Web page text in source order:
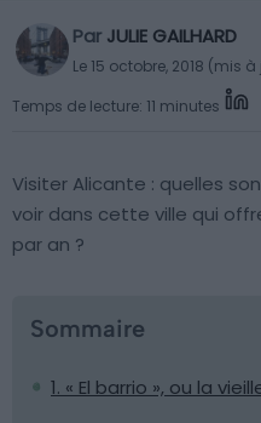
Par JULIE GAILHARD
Le 15 octobre, 2018 (mis
Temps de lecture: 11 minutes
Visiter Alicante : quelles
voir dans cette ville qui
par an ?
Sommaire
1. « El barrio », ou la